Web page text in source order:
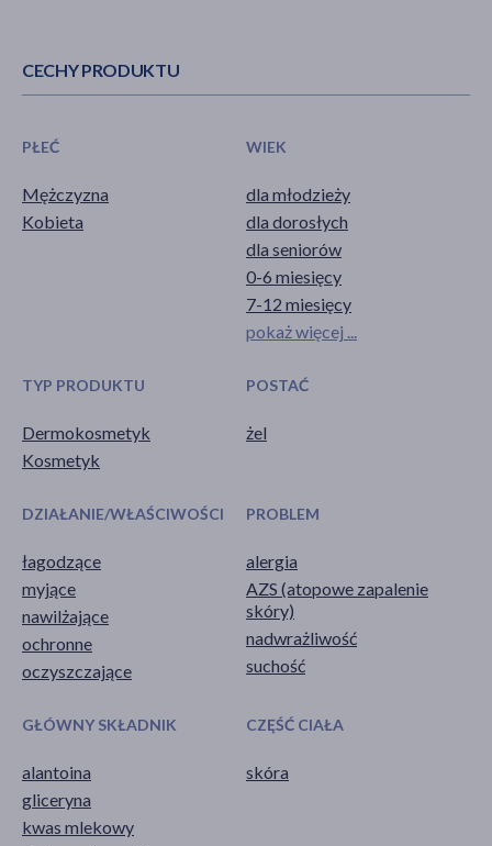
CECHY PRODUKTU
PŁEĆ
Mężczyzna
Kobieta
WIEK
dla młodzieży
dla dorosłych
dla seniorów
0-6 miesięcy
7-12 miesięcy
pokaż więcej ...
TYP PRODUKTU
Dermokosmetyk
Kosmetyk
POSTAĆ
żel
DZIAŁANIE/WŁAŚCIWOŚCI
łagodzące
myjące
nawilżające
ochronne
oczyszczające
PROBLEM
alergia
AZS (atopowe zapalenie
skóry)
nadwrażliwość
suchość
GŁÓWNY SKŁADNIK
alantoina
gliceryna
kwas mlekowy
CZĘŚĆ CIAŁA
skóra